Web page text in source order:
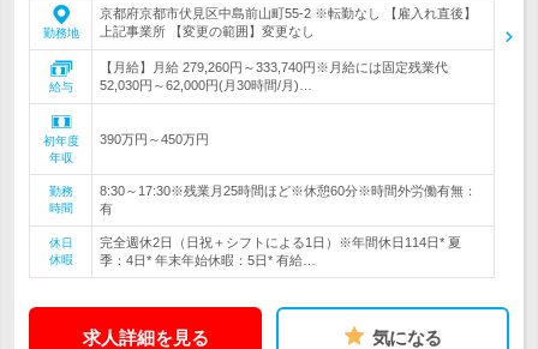
勤務地
京都府京都市伏見区中島前山町55-2 ※転勤なし 【雇入れ直後】
上記事業所 【変更の範囲】変更なし
給与
【月給】月給 279,260円～333,740円※月給には固定残業代
52,030円～62,000円(月30時間/月)…
初年度
年収
390万円～450万円
勤務
時間
8:30～17:30※残業月25時間ほど※休憩60分※時間外労働有無：
有
休日
休暇
完全週休2日（日祝＋シフトによる1日）※年間休日114日* 夏
季：4日* 年末年始休暇：5日* 有給…
求人詳細を見る 気になる